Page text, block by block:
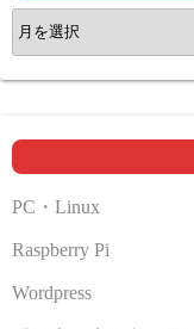
ア
ー
カ
ブ
PC・Linux
Raspberry Pi
Wordpress